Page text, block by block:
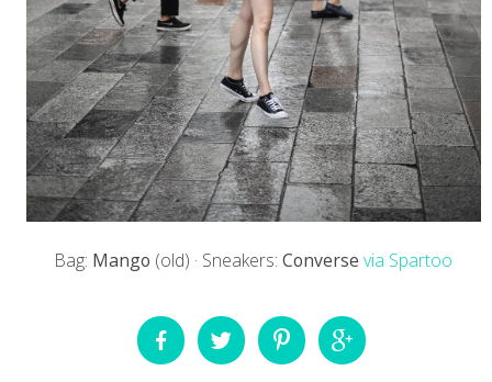
Bag: Mango (old) · Sneakers: Converse via Spartoo